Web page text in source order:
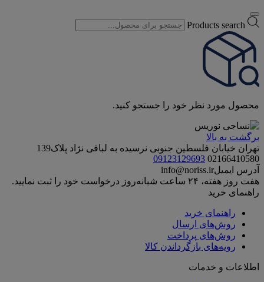
Products search
محصول مورد نظر خود را جستجو کنید.
برگشت به بالا
تهران خیابان فلسطین جنوبی نرسیده به لبافی نژاد پلاک139
02166410580
09123129693
آدرس ایمیلinfo@noriss.ir
هفت روز هفته، ۲۴ ساعت شبانه‌روز درخواست خود را ثبت نمایید.
راهنمای خرید
راهنمای خرید
روش‌های ارسال
روش‌های پرداخت
رویه‌های بازگرداندن کالا
اطلاعات و خدمات